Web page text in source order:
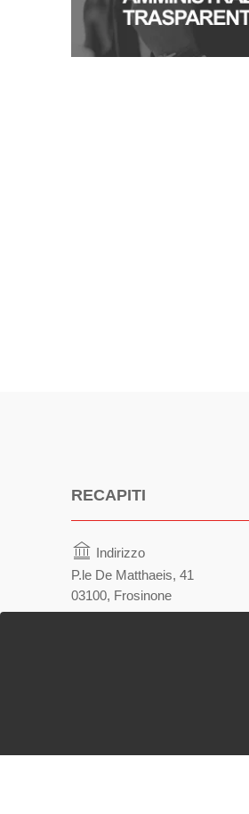
RECAPITI
Indirizzo
P.le De Matthaeis, 41
03100, Frosinone